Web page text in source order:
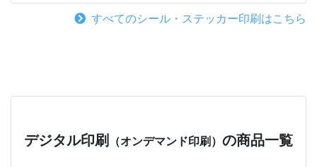
すべてのシール・ステッカー印刷はこちら
デジタル印刷 （オンデマンド印刷） の商品一覧